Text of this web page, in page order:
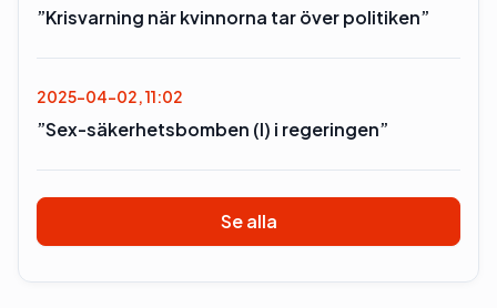
”Krisvarning när kvinnorna tar över politiken”
2025-04-02, 11:02
”Sex-säkerhetsbomben (l) i regeringen”
Se alla